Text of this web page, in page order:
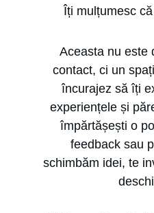
Îți mulțumesc
Aceasta nu este
contact, ci un
încurajez să îți
experiențele și
împărtășești o
feedback sau
schimbăm idei, te